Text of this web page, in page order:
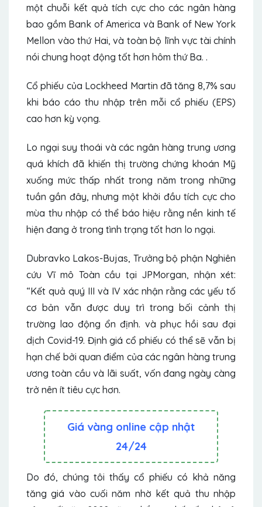
một chuỗi kết quả tích cực cho các ngân hàng
bao gồm Bank of America và Bank of New York
Mellon vào thứ Hai, và toàn bộ lĩnh vực tài chính
nói chung hoạt động tốt hơn hôm thứ Ba. .
Cổ phiếu của Lockheed Martin đã tăng 8,7% sau
khi báo cáo thu nhập trên mỗi cổ phiếu (EPS)
cao hơn kỳ vọng.
Lo ngại suy thoái và các ngân hàng trung ương
quá khích đã khiến thị trường chứng khoán Mỹ
xuống mức thấp nhất trong năm trong những
tuần gần đây, nhưng một khởi đầu tích cực cho
mùa thu nhập có thể báo hiệu rằng nền kinh tế
hiện đang ở trong tình trạng tốt hơn lo ngại.
Dubravko Lakos-Bujas, Trưởng bộ phận Nghiên
cứu Vĩ mô Toàn cầu tại JPMorgan, nhận xét:
“Kết quả quý III và IV xác nhận rằng các yếu tố
cơ bản vẫn được duy trì trong bối cảnh thị
trường lao động ổn định. và phục hồi sau đại
dịch Covid-19. Định giá cổ phiếu có thể sẽ vẫn bị
hạn chế bởi quan điểm của các ngân hàng trung
ương toàn cầu và lãi suất, vốn đang ngày càng
trở nên ít tiêu cực hơn.
Giá vàng online cập nhật
24/24
Do đó, chúng tôi thấy cổ phiếu có khả năng
tăng giá vào cuối năm nhờ kết quả thu nhập